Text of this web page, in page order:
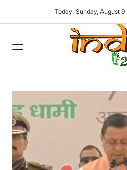
Today: Sunday, August 9